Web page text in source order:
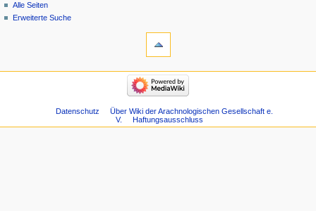
Alle Seiten
Erweiterte Suche
Datenschutz
Über Wiki der Arachnologischen Gesellschaft e.
V.
Haftungsausschluss